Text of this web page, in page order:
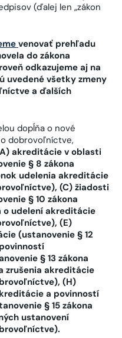
(ďalej len „zákon
venovať prehľadu
do zákona
odkazujeme aj na
uvedené všetky zmeny
a ďalších
dopĺňa o nové
o dobrovoľníctve,
akreditácie v oblasti
§ 8 zákona
udelenia akreditácie
(C) žiadosti
§ 10 zákona
o udelení akreditácie
(E)
(ustanovenie § 12
§ 13 zákona
zrušenia akreditácie
(H)
a povinností
§ 15 zákona
ustanovení